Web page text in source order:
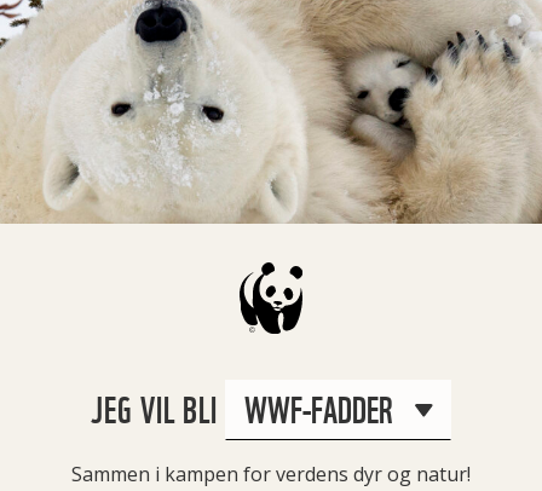
JEG VIL BLI
Sammen i kampen for verdens dyr og natur!